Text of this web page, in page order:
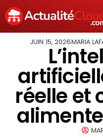
JUIN 15, 2026MARIA
réelle et